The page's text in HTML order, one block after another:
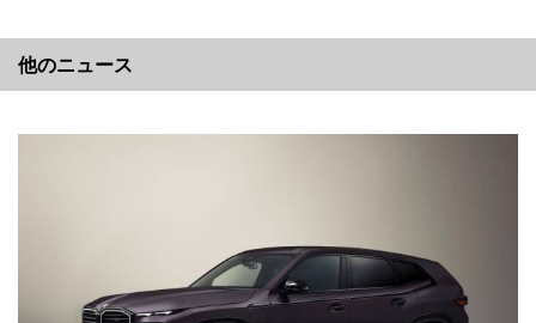
限定車BMW XM Label Frozen-Style Editionの主な装備品
タンザナイト・ブルーまたはホワイトまたはブラック
専用バッジ（Mフローズン塗装）
*: 通常では選択できない装備品となります。
他のニュース